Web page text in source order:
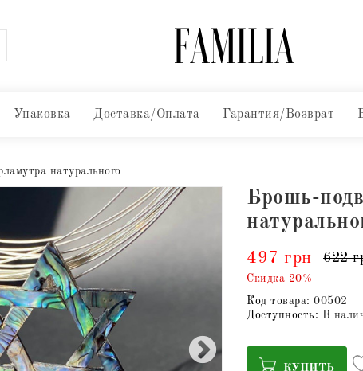
Упаковка Доставка/Оплата Гарантия/Возврат
натурального
Брошь-
497 грн 622
Скидка 20%
Код товара: 00502
Доступность: В
КУПИТЬ